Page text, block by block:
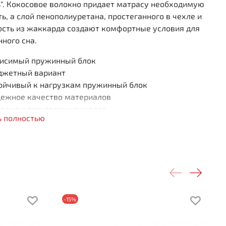
Кокосовое волокно придает матрасу необходимую
а слой пенополиуретана, простеганного в чехле и
из жаккарда создают комфортные условия для
сна.
пружинный блок
вариант
к нагрузкам пружинный блок
качество материалов
из хлопкового жаккарда
210 мм
20 мм
полностью
-15%